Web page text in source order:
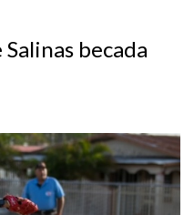
becada